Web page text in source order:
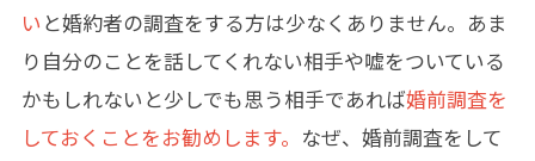
い と婚約者の調査をする方は少なくありません。あま
り自分のことを話してくれない相手や嘘をついている
かもしれないと少しでも思う相手であれば婚前調査を
しておくことをお勧めします。 なぜ、婚前調査をして